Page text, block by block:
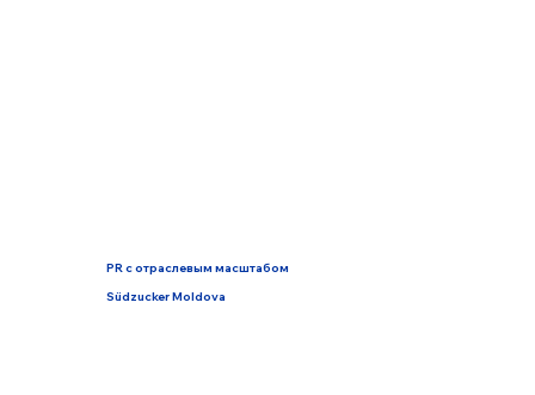
PR с отраслевым масштабом
Südzucker Moldova